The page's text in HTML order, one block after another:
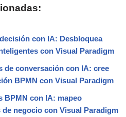
con IA: Desbloquea
con Visual Paradigm
de conversación con IA: cree
BPMN con Visual Paradigm
BPMN con IA: mapeo
negocio con Visual Paradigm